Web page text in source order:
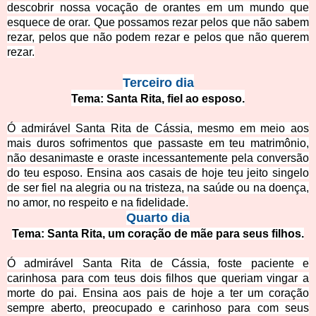
descobrir nossa vocação de orantes em um mundo que
esquece de orar. Que possamos rezar pelos que não sabem
rezar, pelos que não podem rezar e pelos que não querem
rezar.
Terceiro dia
Tema: Santa Rita, fiel ao esposo.
Ó admirável Santa Rita de Cássia, mesmo em meio aos
mais duros sofrimentos que passaste em teu matrimônio,
não desanimaste e oraste incessantemente pela conversão
do teu esposo. Ensina aos casais de hoje teu jeito singelo
de ser fiel na alegria ou na tristeza, na saúde ou na doença,
no amor, no respeito e na fidelidade.
Quarto dia
Tema: Santa Rita, um coração de mãe para seus filhos.
Ó admirável Santa Rita de Cássia, foste paciente e
carinhosa para com teus dois filhos que queriam vingar a
morte do pai. Ensina aos pais de hoje a ter um coração
sempre aberto, preocupado e carinhoso para com seus